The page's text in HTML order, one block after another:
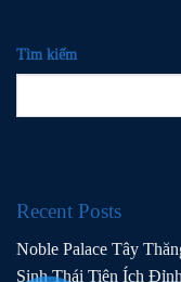
Tìm kiếm
Recent Posts
Noble Palace Tây
Sinh Thái Tiện Ích